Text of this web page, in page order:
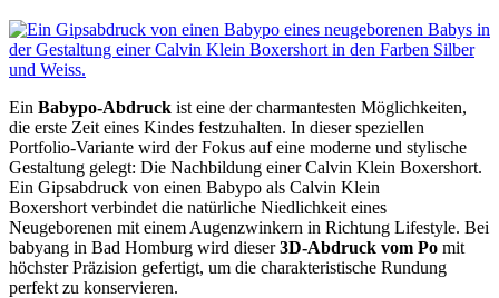
Ein Babypo-Abdruck ist eine der charmantesten Möglichkeiten,
die erste Zeit eines Kindes festzuhalten. In dieser speziellen
Portfolio-Variante wird der Fokus auf eine moderne und stylische
Gestaltung gelegt: Die Nachbildung einer Calvin Klein Boxershort.
Ein Gipsabdruck von einen Babypo als Calvin Klein
Boxershort verbindet die natürliche Niedlichkeit eines
Neugeborenen mit einem Augenzwinkern in Richtung Lifestyle. Bei
babyang in Bad Homburg wird dieser3D-Abdruck vom Po mit
höchster Präzision gefertigt, um die charakteristische Rundung
perfekt zu konservieren.